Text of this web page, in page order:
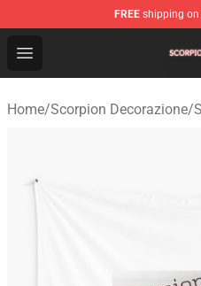
FREE shipping on
Open menu
Scorpion Shop - Official
Home/Scorpion Decorazione/